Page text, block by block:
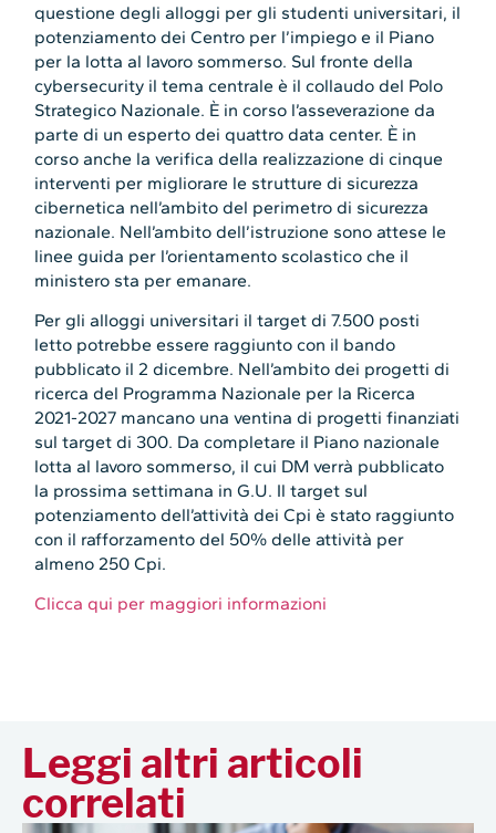
questione degli alloggi per gli studenti universitari, il
potenziamento dei Centro per l’impiego e il Piano
per la lotta al lavoro sommerso. Sul fronte della
cybersecurity il tema centrale è il collaudo del Polo
Strategico Nazionale. È in corso l’asseverazione da
parte di un esperto dei quattro data center. È in
corso anche la verifica della realizzazione di cinque
interventi per migliorare le strutture di sicurezza
cibernetica nell’ambito del perimetro di sicurezza
nazionale. Nell’ambito dell’istruzione sono attese le
linee guida per l’orientamento scolastico che il
ministero sta per emanare.
Per gli alloggi universitari il target di 7.500 posti
letto potrebbe essere raggiunto con il bando
pubblicato il 2 dicembre. Nell’ambito dei progetti di
ricerca del Programma Nazionale per la Ricerca
2021-2027 mancano una ventina di progetti finanziati
sul target di 300. Da completare il Piano nazionale
lotta al lavoro sommerso, il cui DM verrà pubblicato
la prossima settimana in G.U. Il target sul
potenziamento dell’attività dei Cpi è stato raggiunto
con il rafforzamento del 50% delle attività per
almeno 250 Cpi.
Clicca qui per maggiori informazioni
Leggi altri articoli
correlati